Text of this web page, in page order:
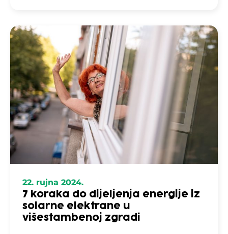
22. rujna 2024.
7 koraka do dijeljenja energije iz
solarne elektrane u
višestambenoj zgradi